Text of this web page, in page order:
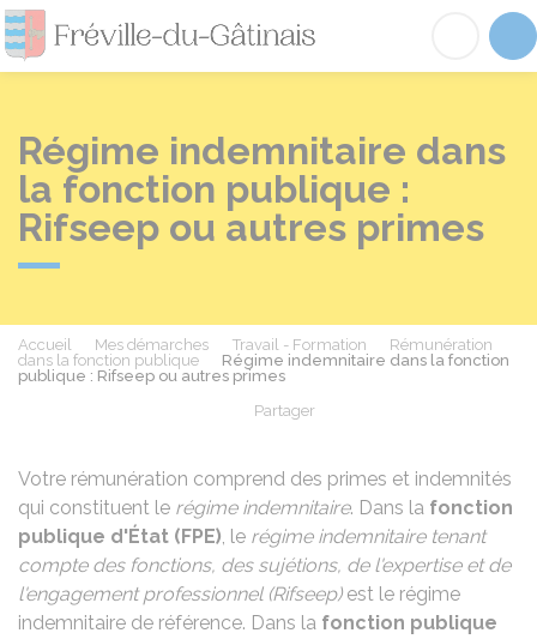
Fréville-du-
Régime indemnitaire dans
la fonction publique :
Rifseep ou autres primes
Accueil Mes démarches Travail - Formation
Rémunération
dans la fonction publique
Régime indemnitaire dans la fonction
publique : Rifseep ou autres primes
Partager
Votre rémunération comprend des primes et indemnités
qui constituent le régime indemnitaire. Dans la fonction
publique d'État (FPE), le régime indemnitaire tenant
compte des fonctions, des sujétions, de l'expertise et de
l'engagement professionnel (Rifseep)est le régime
indemnitaire de référence. Dans la fonction publique